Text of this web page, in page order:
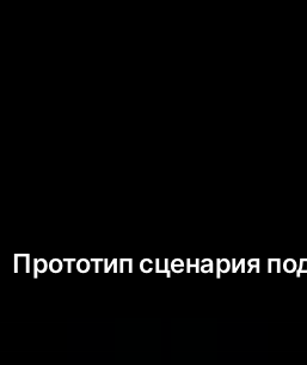
Прототип сценария